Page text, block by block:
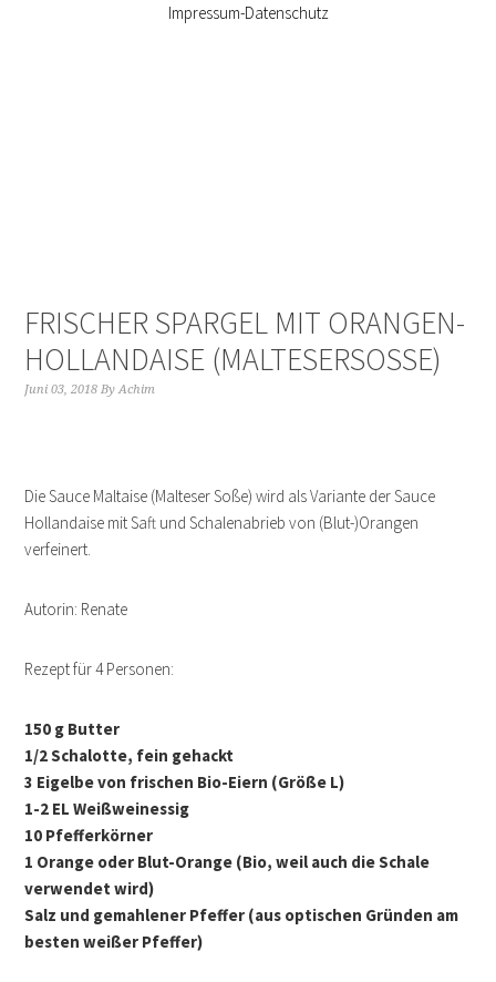
Impressum-Datenschutz
FRISCHER SPARGEL MIT ORANGEN-
HOLLANDAISE (MALTESERSOSSE)
Juni 03, 2018 ByAchim
Die Sauce Maltaise (Malteser Soße) wird als Variante der Sauce
Hollandaise mit Saft und Schalenabrieb von (Blut-)Orangen
verfeinert.
Autorin: Renate
Rezept für 4 Personen:
150 g Butter
1/2 Schalotte, fein gehackt
3 Eigelbe von frischen Bio-Eiern (Größe L)
1-2 EL Weißweinessig
10 Pfefferkörner
1 Orange oder Blut-Orange (Bio, weil auch die Schale
verwendet wird)
Salz und gemahlener Pfeffer (aus optischen Gründen am
besten weißer Pfeffer)